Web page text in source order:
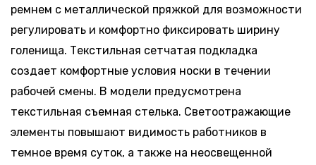
По
запросу
Поступление:
5-10 дней
- +
По
запросу
Поступление:
5-10 дней
- +
По
запросу
Поступление:
5-10 дней
- +
ремнем с металлической пряжкой для возможности
регулировать и комфортно фиксировать ширину
голенища. Текстильная сетчатая подкладка
создает комфортные условия носки в течении
рабочей смены. В модели предусмотрена
текстильная съемная стелька. Светоотражающие
элементы повышают видимость работников в
темное время суток, а также на неосвещенной